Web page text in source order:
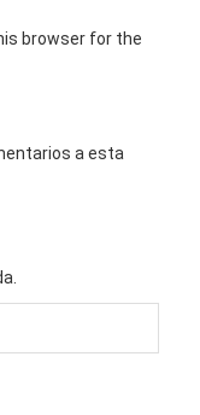
browser for the
a esta